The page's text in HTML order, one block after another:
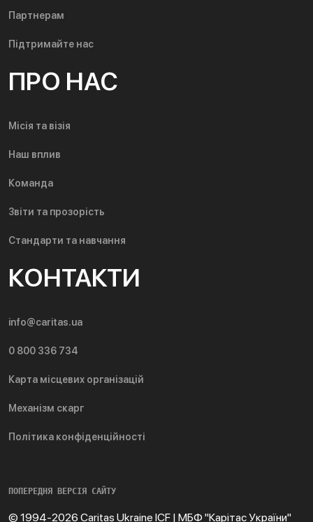
Партнерам
Підтримайте нас
ПРО НАС
Місія та візія
Наш вплив
Команда
Звіти та прозорість
Стандарти та навчання
КОНТАКТИ
info@caritas.ua
0 800 336 734
Карта місцевих організацій
Механізм скарг
Політика конфіденційності
ПОПЕРЕДНЯ ВЕРСІЯ САЙТУ
© 1994-2026 Caritas Ukraine ICF | МБФ "Карітас України"